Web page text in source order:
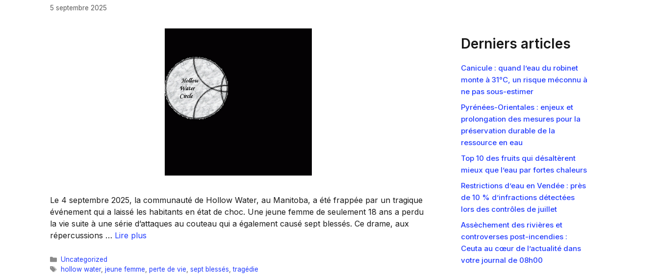
5 septembre 2025
Le 4 septembre 2025, la communauté de Hollow Water, au Manitoba, a été frappée par un tragique
événement qui a laissé les habitants en état de choc. Une jeune femme de seulement 18 ans a perdu
la vie suite à une série d’attaques au couteau qui a également causé sept blessés. Ce drame, aux
répercussions … Lire plus
Catégories
Uncategorized
Étiquettes
hollow water, jeune femme perte de vie sept blessés ,tragédie
Derniers articles
Canicule : quand l’eau du robinet
monte à 31°C, un risque méconnu à
ne pas sous-estimer
Pyrénées-Orientales : enjeux et
prolongation des mesures pour la
préservation durable de la
ressource en eau
Top 10 des fruits qui désaltèrent
mieux que l’eau par fortes chaleurs
Restrictions d’eau en Vendée : près
de 10 % d’infractions détectées
lors des contrôles de juillet
Assèchement des rivières et
controverses post-incendies :
Ceuta au cœur de l’actualité dans
votre journal de 08h00